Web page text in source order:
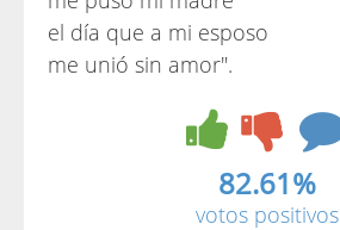
el día que a mi esposo
me unió sin amor".
82.61%
votos positivos